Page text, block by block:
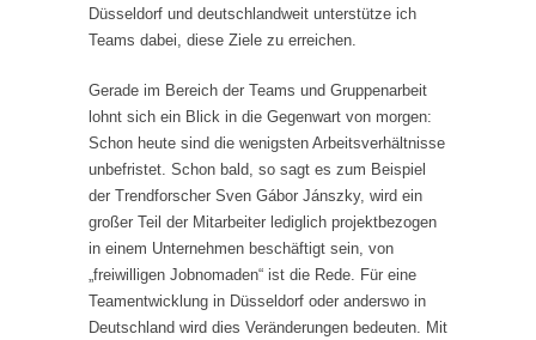
Düsseldorf und deutschlandweit unterstütze ich
Teams dabei, diese Ziele zu erreichen.
Gerade im Bereich der Teams und Gruppenarbeit
lohnt sich ein Blick in die Gegenwart von morgen:
Schon heute sind die wenigsten Arbeitsverhältnisse
unbefristet. Schon bald, so sagt es zum Beispiel
der Trendforscher Sven Gábor Jánszky, wird ein
großer Teil der Mitarbeiter lediglich projektbezogen
in einem Unternehmen beschäftigt sein, von
„freiwilligen Jobnomaden“ ist die Rede. Für eine
Teamentwicklung in Düsseldorf oder anderswo in
Deutschland wird dies Veränderungen bedeuten. Mit